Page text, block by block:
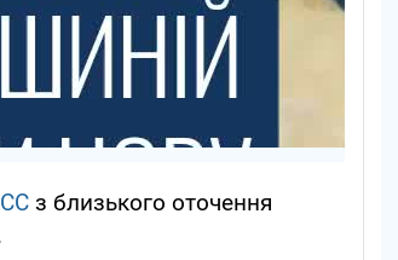
з близького оточення